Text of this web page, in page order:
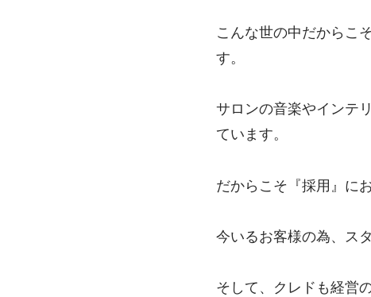
こんな世の中だからこ
す。
サロンの音楽やインテ
ています。
だからこそ『採用』に
今いるお客様の為、ス
そして、クレドも経営